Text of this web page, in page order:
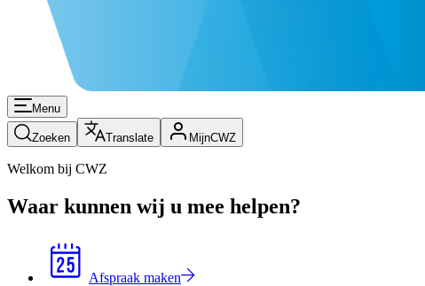
Menu
Zoeken Translate MijnCWZ
Welkom bij CWZ
Waar kunnen wij u mee helpen?
Afspraak maken